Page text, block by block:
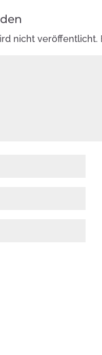
nicht veröffentlicht.